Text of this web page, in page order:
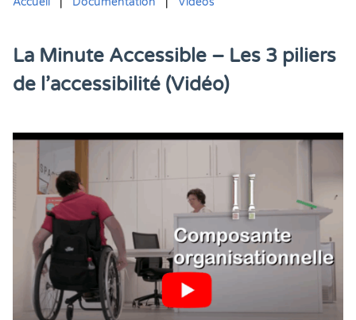
La Minute Accessible – Les 3 piliers
de l’accessibilité (Vidéo)